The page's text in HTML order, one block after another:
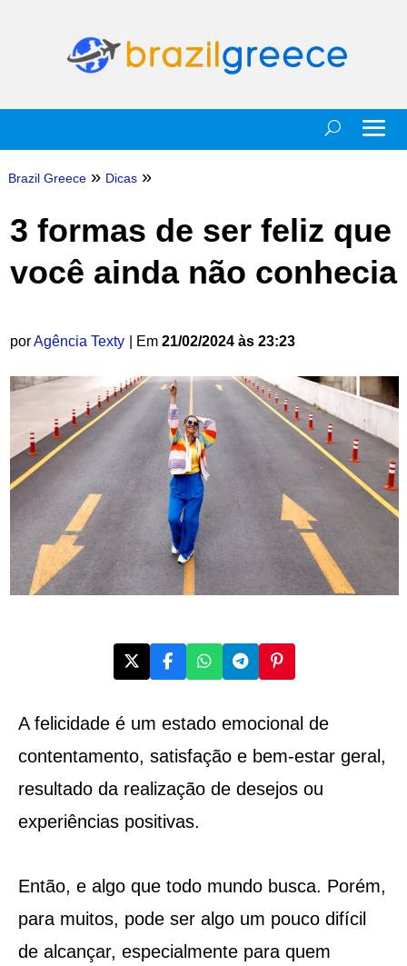
Brazil Greece » Dicas »
3 formas de ser feliz que
você ainda não conhecia
porAgência Texty | Em 21/02/2024 às 23:23
A felicidade é um estado emocional de
contentamento, satisfação e bem-estar geral,
resultado da realização de desejos ou
experiências positivas.
Então, e algo que todo mundo busca. Porém,
para muitos, pode ser algo um pouco difícil
de alcançar, especialmente para quem